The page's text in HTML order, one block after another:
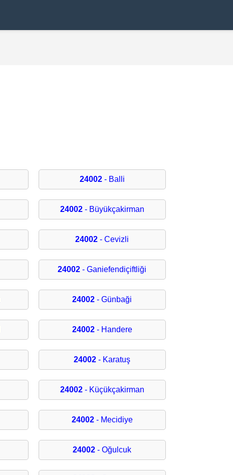
24002- Balli
24002- Büyükçakirman
24002 - Cevizli
24002 - Ganiefendiçiftliği
24002 - Günbaği
24002- Handere
24002 - Karatuş
24002- Küçükçakirman
24002- Mecidiye
24002 - Oğulcuk